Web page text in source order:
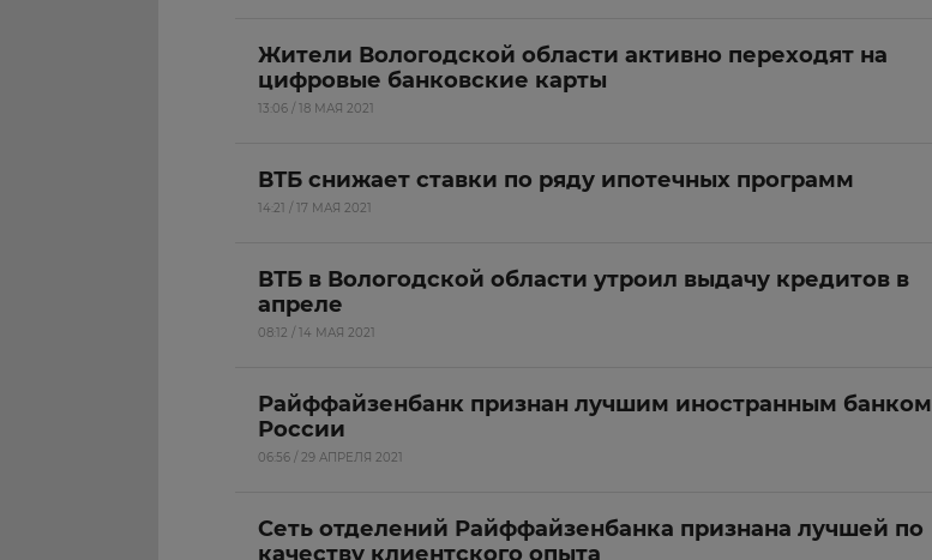
Жители Вологодской области активно переходят на
цифровые банковские карты
13:06 / 18 МАЯ 2021
ВТБ снижает ставки по ряду ипотечных программ
14:21 / 17 МАЯ 2021
ВТБ в Вологодской области утроил выдачу кредитов в
апреле
08:12 / 14 МАЯ 2021
Райффайзенбанк признан лучшим иностранным банком
России
06:56 / 29 АПРЕЛЯ 2021
Сеть отделений Райффайзенбанка признана лучшей по
качеству клиентского опыта